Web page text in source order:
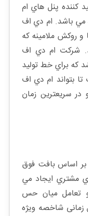
كننده پنل هاي ام
مي باشد. ام دي اف
و روكش ملامينه كه
شركت ام دي اف
كه براي خط توليد
بتواند ام دي اف
در سريعترين زمان
اساس بافت فوق
مشتري ايجاد مي
تعامل میان حس
شاخصه ویژه